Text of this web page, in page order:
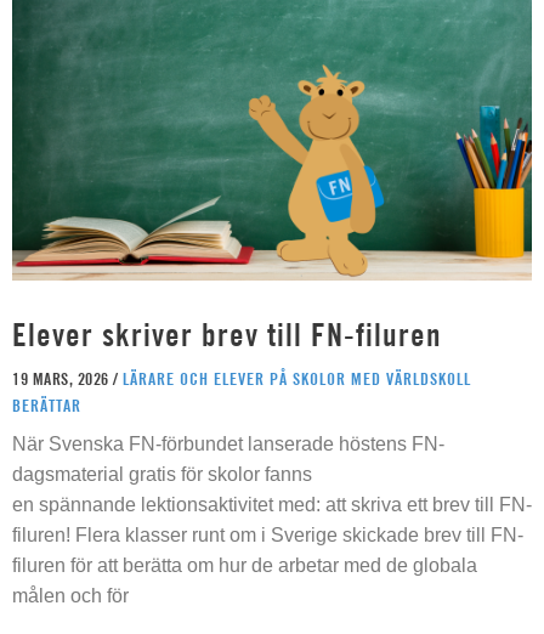
Elever skriver brev till FN-filuren
19 MARS, 2026 / LÄRARE OCH ELEVER PÅ SKOLOR MED VÄRLDSKOLL
BERÄTTAR
När Svenska FN-förbundet lanserade höstens FN-
dagsmaterial gratis för skolor fanns
en spännande lektionsaktivitet med: att skriva ett brev till FN-
filuren! Flera klasser runt om i Sverige skickade brev till FN-
filuren för att berätta om hur de arbetar med de globala
målen och för